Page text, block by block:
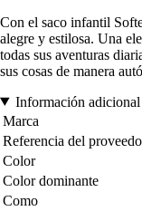
Con el saco infantil
alegre y estilosa. Una
todas sus aventuras
sus cosas de manera
Información adicional
Marca
Referencia del
Color
Color dominante
Como